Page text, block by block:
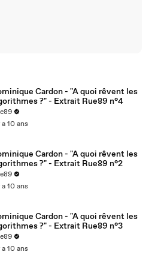
Cardon - "A quoi rêvent les
?" - Extrait Rue89 n°4
10 ans
Cardon - "A quoi rêvent les
?" - Extrait Rue89 n°2
10 ans
Cardon - "A quoi rêvent les
?" - Extrait Rue89 n°3
10 ans